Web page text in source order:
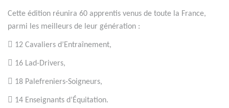
Cette édition réunira 60 apprentis venus de toute la France,
parmi les meilleurs de leur génération :
 12 Cavaliers d’Entraînement,
 16 Lad-Drivers,
 18 Palefreniers-Soigneurs,
 14 Enseignants d’Équitation.